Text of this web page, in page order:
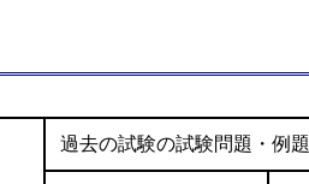
過去の試験の試験問題・例題